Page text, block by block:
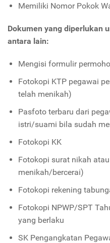
Memiliki Nomor Pokok
Dokumen yang diperlukan
antara lain:
Mengisi formulir
Fotokopi KTP pegawai
telah menikah)
Pasfoto terbaru dari
istri/suami bila sudah
Fotokopi KK
Fotokopi surat nikah
menikah/bercerai)
Fotokopi rekening
Fotokopi NPWP/SPT
yang berlaku
SK Pengangkatan